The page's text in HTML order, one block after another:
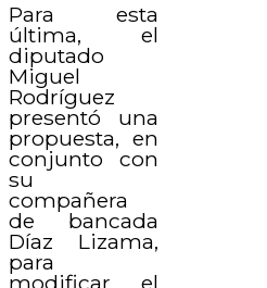
Para esta
última, el
diputado
Miguel
Rodríguez
presentó una
propuesta, en
conjunto con
su
compañera
de bancada
Díaz Lizama,
para